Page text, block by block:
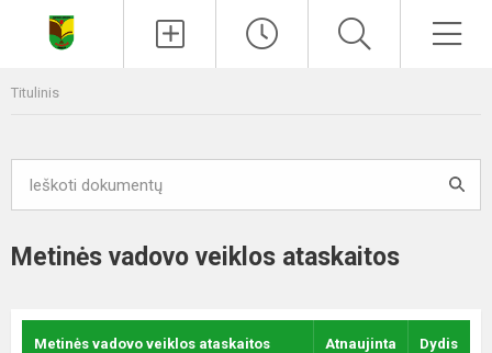
Titulinis
Metinės vadovo veiklos ataskaitos
Metinės vadovo veiklos ataskaitos Atnaujinta Dydis